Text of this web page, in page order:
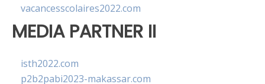
vacancesscolaires2022.com
MEDIA PARTNER II
isth2022.com
p2b2pabi2023-makassar.com